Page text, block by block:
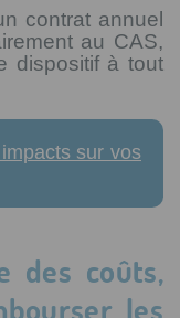
contrat annuel
au CAS,
dispositif à tout
sur vos
les